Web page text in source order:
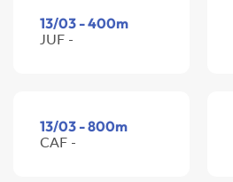
13/03 - 400m
JUF -
13/03 - 800m
CAF -